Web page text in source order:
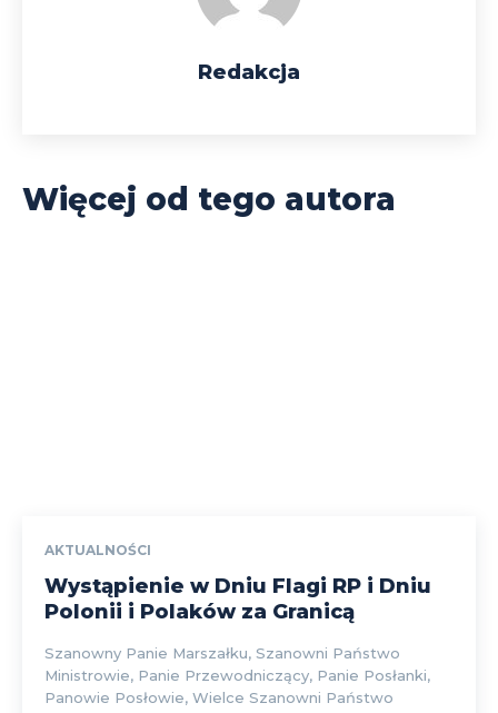
Redakcja
Więcej od tego autora
AKTUALNOŚCI
Wystąpienie w Dniu Flagi RP i Dniu
Polonii i Polaków za Granicą
Szanowny Panie Marszałku, Szanowni Państwo
Ministrowie, Panie Przewodniczący, Panie Posłanki,
Panowie Posłowie, Wielce Szanowni Państwo